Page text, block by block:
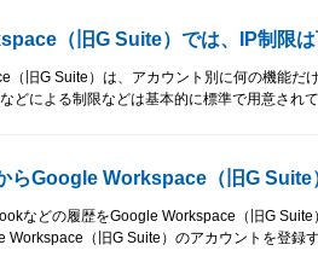
（旧G Suite）では、IP制限
（旧G Suite）は、アカウント別に何の機能だ
どによる制限などは基本的に標準で用意され
らGoogle Workspace（旧G Suite
などの履歴をGoogle Workspace（旧G
Workspace（旧G Suite）のアカウントを登録